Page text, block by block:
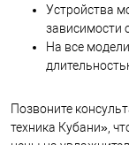
Устройства
зависимости
На все
Позвоните
техника Кубани»,